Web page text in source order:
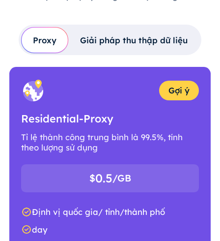
Proxy Giải pháp thu thập dữ liệu
Gợi ý
Residential-Proxy
Tỉ lệ thành công trung bình là 99.5%, tính
theo lượng sử dụng
$0.5/GB
Định vị quốc gia/ tỉnh/thành phố
day